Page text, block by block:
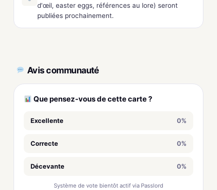
d'œil, easter eggs, références au lore) seront
publiées prochainement.
Avis communauté
Que pensez-vous de cette carte ?
Excellente 0%
Correcte 0%
Décevante 0%
Système de vote bientôt actif via Passlord